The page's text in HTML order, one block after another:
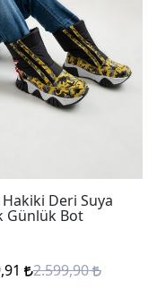
Deri Suya
Günlük Bot
2.599,90